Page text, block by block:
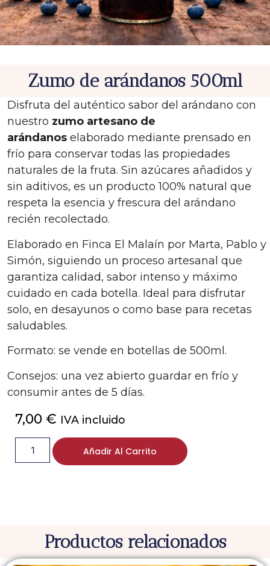
Zumo de arándanos 500ml
Disfruta del auténtico sabor del arándano con
nuestro zumo artesano de
arándanos elaborado mediante prensado en
frío para conservar todas las propiedades
naturales de la fruta. Sin azúcares añadidos y
sin aditivos, es un producto 100% natural que
respeta la esencia y frescura del arándano
recién recolectado.
Elaborado en Finca El Malaín por Marta, Pablo y
Simón, siguiendo un proceso artesanal que
garantiza calidad, sabor intenso y máximo
cuidado en cada botella. Ideal para disfrutar
solo, en desayunos o como base para recetas
saludables.
Formato: se vende en botellas de 500ml.
Consejos: una vez abierto guardar en frío y
consumir antes de 5 días.
7,00 € IVA incluido
Añadir Al Carrito
Productos relacionados